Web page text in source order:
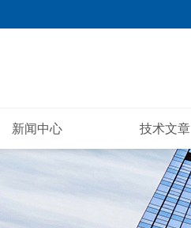
新闻中心 技术文章